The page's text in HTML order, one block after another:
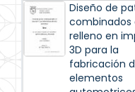
Diseño de
combinados
relleno en
3D para la
fabricación
elementos